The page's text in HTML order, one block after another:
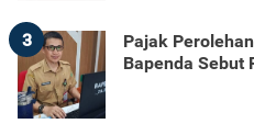
3
Pajak
Bapenda Sebut